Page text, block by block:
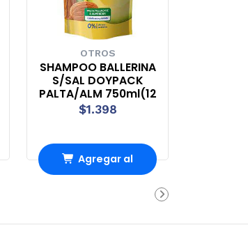
OTROS
SHAMPOO BALLERINA
S/SAL DOYPACK
PALTA/ALM 750ml(12
$1.398
Agregar al